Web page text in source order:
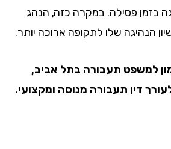
פסילה. במקרה כזה, הנהג
שלו לתקופה ארוכה יותר.
תעבורה בתל אביב,
דין תעבורה מנוסה ומקצועי.